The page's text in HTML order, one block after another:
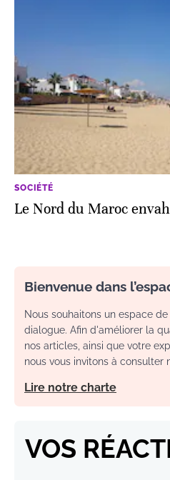
SOCIÉTÉ
Le Nord du Maroc
Bienvenue dans
Nous souhaitons un espace
dialogue. Afin d'améliorer la
nos articles, ainsi que votre
nous vous invitons à consulter
Lire notre charte
VOS